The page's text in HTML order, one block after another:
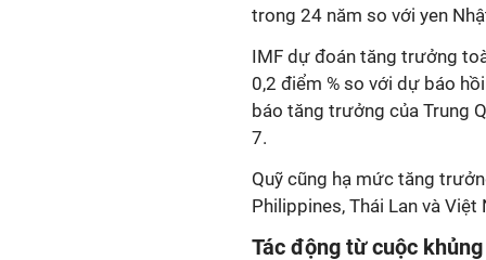
trong 24 năm so với yen
IMF dự đoán tăng trưởng
0,2 điểm % so với dự báo
báo tăng trưởng của Trung
7.
Quỹ cũng hạ mức tăng
Philippines, Thái Lan và Việt
Tác động từ cuộc